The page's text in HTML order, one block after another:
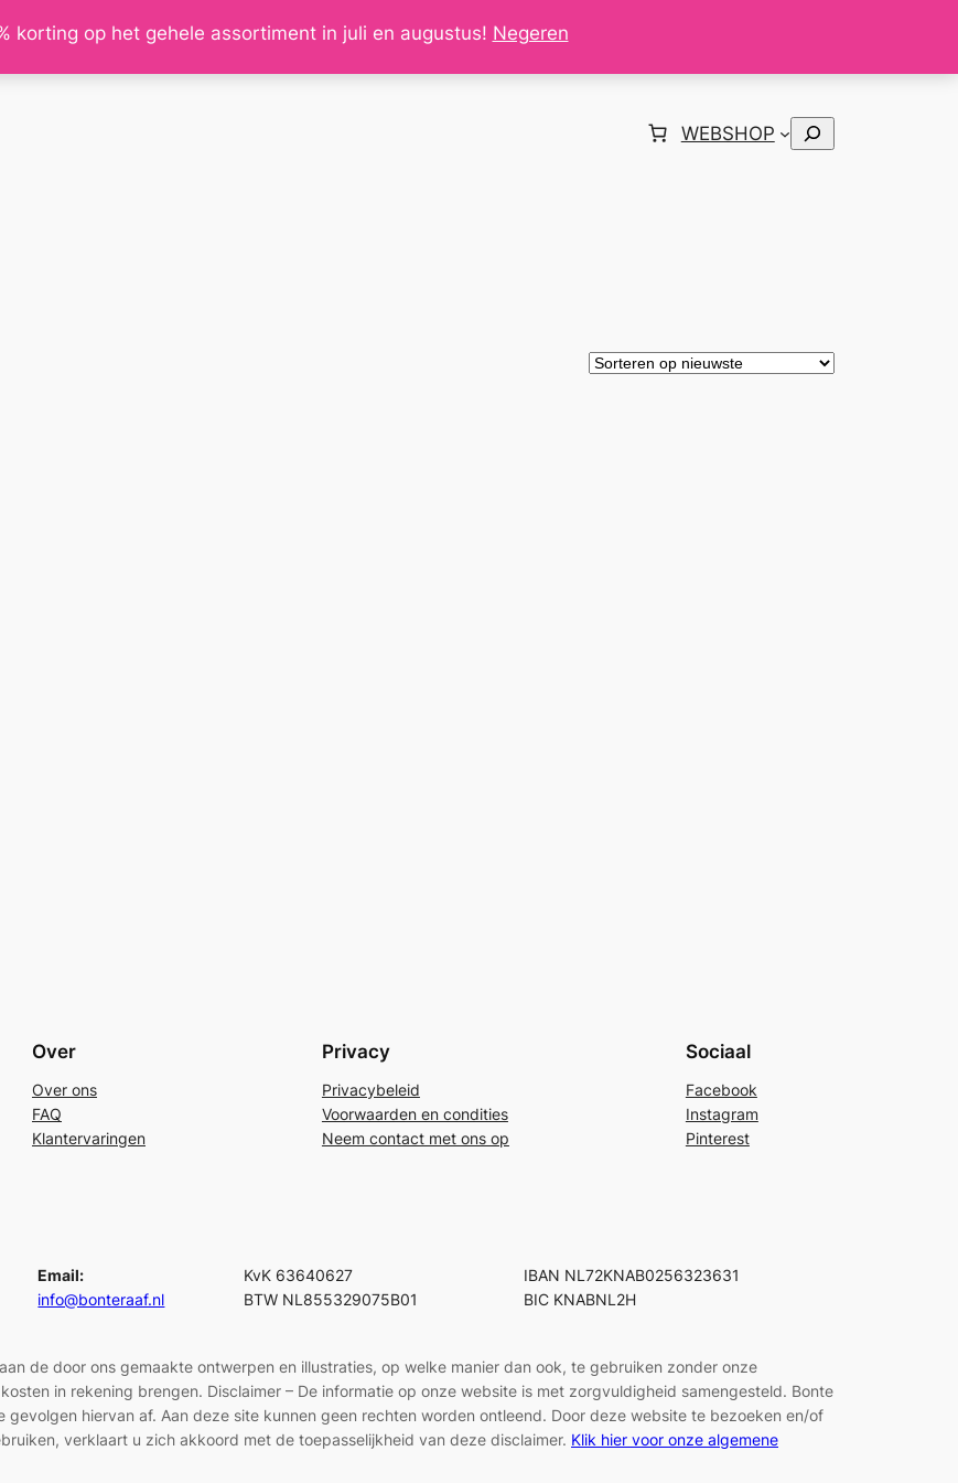
korting op het gehele assortiment in juli en augustus! Negeren
WEBSHOP
Zoeken
Over
Over ons
FAQ
Klantervaringen
Privacy
Privacybeleid
Voorwaarden en condities
Neem contact met ons op
Sociaal
Facebook
Instagram
Pinterest
Email:
info@bonteraaf.nl
KvK 63640627
BTW NL855329075B01
IBAN NL72KNAB0256323631
BIC KNABNL2H
de door ons gemaakte ontwerpen en illustraties, op welke manier dan ook, te gebruiken zonder onze
in rekening brengen. Disclaimer – De informatie op onze website is met zorgvuldigheid samengesteld. Bonte
gevolgen hiervan af. Aan deze site kunnen geen rechten worden ontleend. Door deze website te bezoeken en/of
verklaart u zich akkoord met de toepasselijkheid van deze disclaimer. Klik hier voor onze algemene